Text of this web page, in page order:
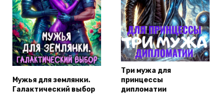
Мужья для землянки.
Галактический выбор
Три мужа для
принцессы
дипломатии